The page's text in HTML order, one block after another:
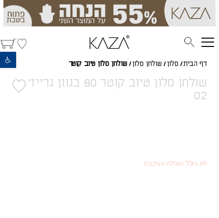
פתח סרגל נגישות
דף הבית/ סלון / שולחן סלון / שולחן סלון טיוב קוטר
שולחן סלון טיוב קוטר 80 בגוון גרייז'
02
לא כולל הובלה והרכבה